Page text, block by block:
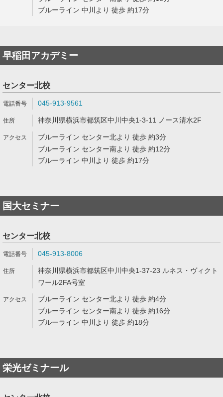
ブルーライン 中川より 徒歩 約17分
早稲田アカデミー
センター北校
045-913-9561
神奈川県横浜市都筑区中川中央1-3-11 ノース清水2F
ブルーライン センター北より 徒歩 約3分
ブルーライン センター南より 徒歩 約12分
ブルーライン 中川より 徒歩 約17分
国大セミナー
センター北校
045-913-8006
神奈川県横浜市都筑区中川中央1-37-23 ルネス・ヴィクト
ワール2FA号室
ブルーライン センター北より 徒歩 約4分
ブルーライン センター南より 徒歩 約16分
ブルーライン 中川より 徒歩 約18分
栄光ゼミナール